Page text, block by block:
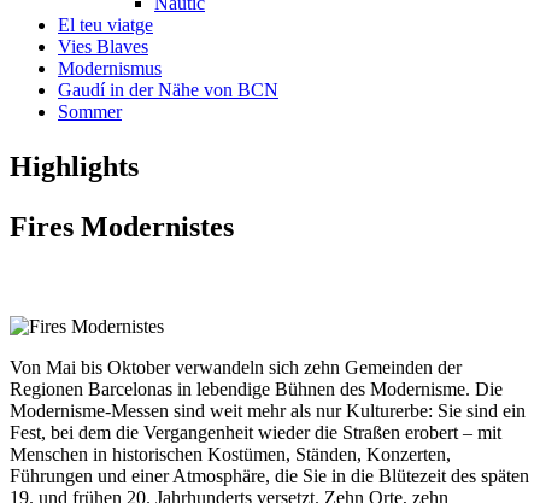
El teu viatge
Vies Blaves
Modernismus
Gaudí in der Nähe von BCN
Sommer
Highlights
Fires Modernistes
Von Mai bis Oktober verwandeln sich zehn Gemeinden der
Regionen Barcelonas in lebendige Bühnen des Modernisme. Die
Modernisme-Messen sind weit mehr als nur Kulturerbe: Sie sind ein
Fest, bei dem die Vergangenheit wieder die Straßen erobert – mit
Menschen in historischen Kostümen, Ständen, Konzerten,
Führungen und einer Atmosphäre, die Sie in die Blütezeit des späten
19. und frühen 20. Jahrhunderts versetzt. Zehn Orte, zehn